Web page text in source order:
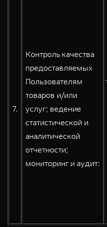
7.
Контроль качества
предоставляемых
Пользователям
товаров и/или
услуг; ведение
статистической и
аналитической
отчетности;
мониторинг и аудит: